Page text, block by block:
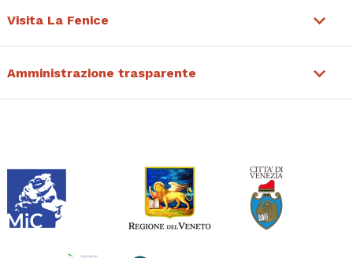
Visita La Fenice
Amministrazione trasparente